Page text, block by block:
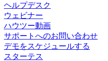
ヘルプデスク
ウェビナー
ハウツー動画
サポートへのお問い合わせ
デモをスケジュールする
スターテス